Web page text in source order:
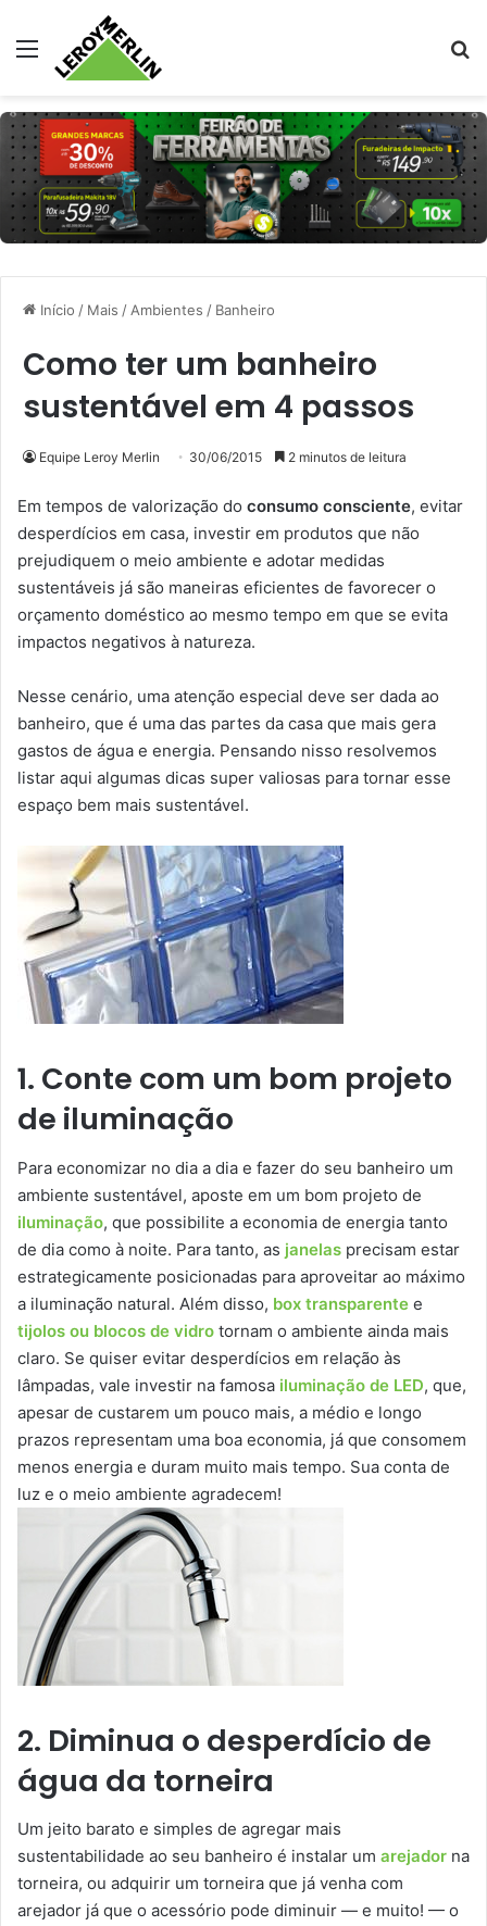
Menu
Início / Mais /Ambientes / Banheiro
Como ter um banheiro
sustentável em 4 passos
Equipe Leroy Merlin 30/06/2015 2 minutos de leitura
Em tempos de valorização do consumo consciente, evitar
desperdícios em casa, investir em produtos que não
prejudiquem o meio ambiente e adotar medidas
sustentáveis já são maneiras eficientes de favorecer o
orçamento doméstico ao mesmo tempo em que se evita
impactos negativos à natureza.
Nesse cenário, uma atenção especial deve ser dada ao
banheiro, que é uma das partes da casa que mais gera
gastos de água e energia. Pensando nisso resolvemos
listar aqui algumas dicas super valiosas para tornar esse
espaço bem mais sustentável.
1. Conte com um bom projeto
de iluminação
Para economizar no dia a dia e fazer do seu banheiro um
ambiente sustentável, aposte em um bom projeto de
iluminação, que possibilite a economia de energia tanto
de dia como à noite. Para tanto, as janelas precisam estar
estrategicamente posicionadas para aproveitar ao máximo
a iluminação natural. Além disso, box transparente e
tijolos ou blocos de vidro tornam o ambiente ainda mais
claro. Se quiser evitar desperdícios em relação às
lâmpadas, vale investir na famosa iluminação de LED, que,
apesar de custarem um pouco mais, a médio e longo
prazos representam uma boa economia, já que consomem
menos energia e duram muito mais tempo. Sua conta de
luz e o meio ambiente agradecem!
2. Diminua o desperdício de
água da torneira
Um jeito barato e simples de agregar mais
sustentabilidade ao seu banheiro é instalar um arejador na
torneira, ou adquirir um torneira que já venha com
arejador já que o acessório pode diminuir — e muito! — o